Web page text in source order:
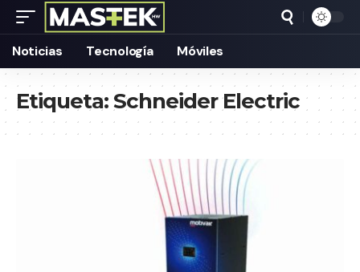
Noticias Tecnología Móviles
Etiqueta:Schneider Electric